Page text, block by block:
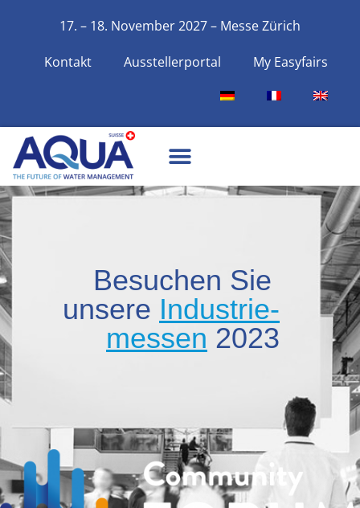
17. – 18. November 2027 – Messe Zürich
Kontakt Ausstellerportal My Easyfairs
Besuchen Sie
unsere Industrie-
messen 2023